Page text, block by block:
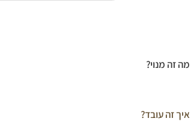
מה זה מנוי?
איך זה עובד?